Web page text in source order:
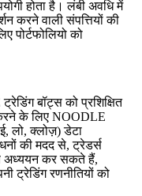
होता है। लंबी अवधि में
करने वाली संपत्तियों की
को
बॉट्स को प्रशिक्षित
के लिए NOODLE
लो, क्लोज़) डेटा
की मदद से, ट्रेडर्स
अध्ययन कर सकते हैं,
ट्रेडिंग रणनीतियों को